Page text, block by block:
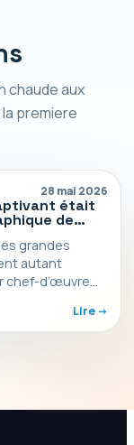
chaude aux
premiere
28 mai 2026
était
de
grandes
autant
chef-d’œuvre
Lire ->